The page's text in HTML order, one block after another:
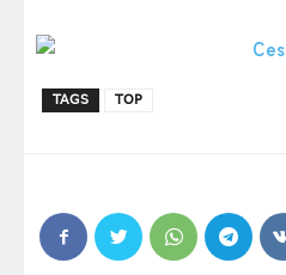
TAGS TOP